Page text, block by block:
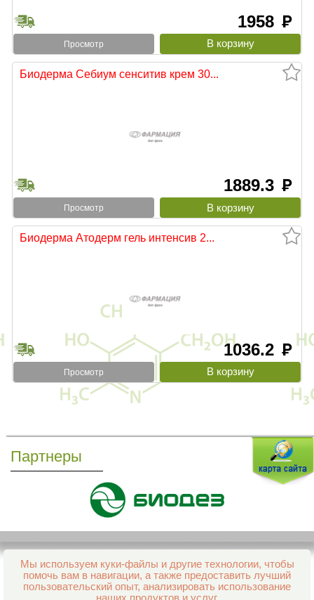
1958 руб
Просмотр
Биодерма Себиум сенситив крем 30...
1889.3 руб
Просмотр
Биодерма Атодерм гель интенсив 2...
1036.2 руб
Просмотр
Партнеры
Мы используем куки-файлы и другие технологии, чтобы
помочь вам в навигации, а также предоставить лучший
пользовательский опыт, анализировать использование
Все права защищены и охраняются законом
© 2013–2026 Интернет-аптека Фармация
support@aptekapenza.ru